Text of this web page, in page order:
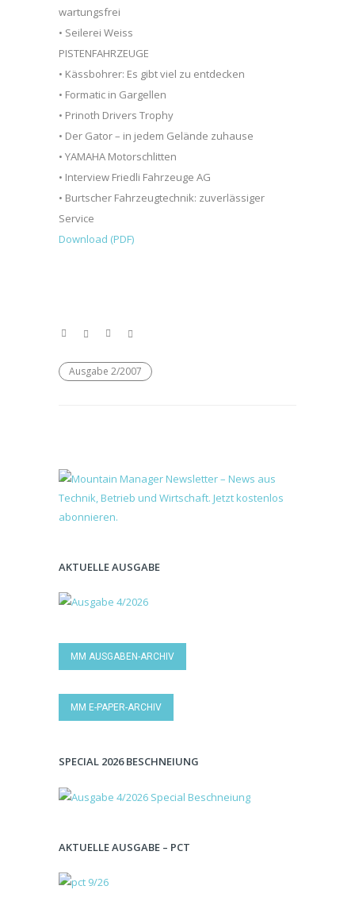
wartungsfrei
• Seilerei Weiss
PISTENFAHRZEUGE
• Kässbohrer: Es gibt viel zu entdecken
• Formatic in Gargellen
• Prinoth Drivers Trophy
• Der Gator – in jedem Gelände zuhause
• YAMAHA Motorschlitten
• Interview Friedli Fahrzeuge AG
• Burtscher Fahrzeugtechnik: zuverlässiger
Service
Download (PDF)
Ausgabe 2/2007
AKTUELLE AUSGABE
MM AUSGABEN-ARCHIV
MM E-PAPER-ARCHIV
SPECIAL 2026 BESCHNEIUNG
AKTUELLE AUSGABE – PCT